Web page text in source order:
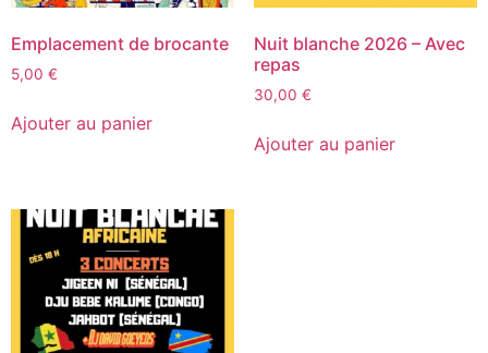
Emplacement de brocante
5,00 €
Ajouter au panier
Nuit blanche 2026 – Avec
repas
30,00 €
Ajouter au panier